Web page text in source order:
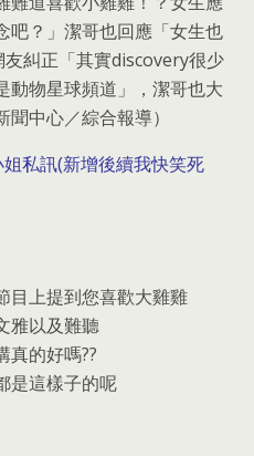
吧？」潔哥也回應「女生也
糾正「其實discovery很少
動物星球頻道」，潔哥也大
中心／綜合報導）
私訊(新增後續我快笑死
目上提到您喜歡大雞雞
雅以及難聽
真的好嗎??
是這樣子的呢